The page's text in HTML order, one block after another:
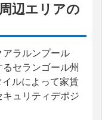
辺エリアの
ラルンプール
セランゴール州
ルによって家賃
ュリティデポジ